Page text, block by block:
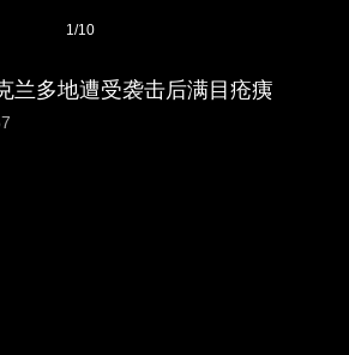
1/10
兰多地遭受袭击后满目疮痍